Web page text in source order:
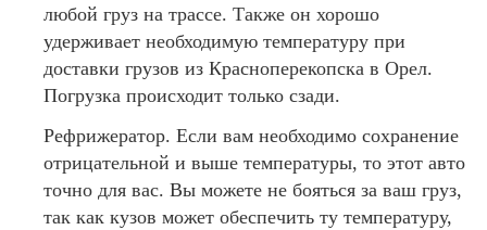
любой груз на трассе. Также он хорошо
удерживает необходимую температуру при
доставки грузов из Красноперекопска в Орел.
Погрузка происходит только сзади.
Рефрижератор. Если вам необходимо сохранение
отрицательной и выше температуры, то этот авто
точно для вас. Вы можете не бояться за ваш груз,
так как кузов может обеспечить ту температуру,